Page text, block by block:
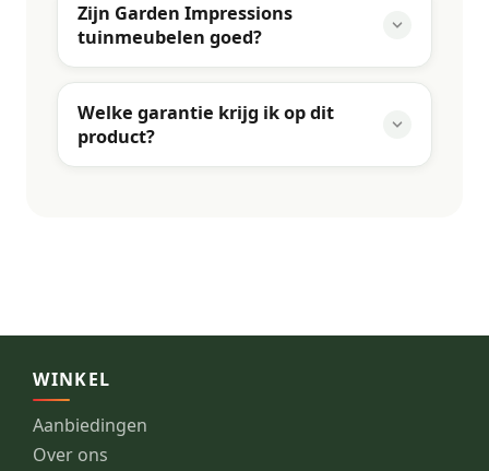
Zijn Garden Impressions
tuinmeubelen goed?
Welke garantie krijg ik op dit
product?
WINKEL
Aanbiedingen
Over ons